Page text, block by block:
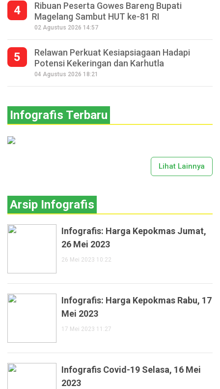
4
Ribuan Peserta Gowes Bareng Bupati
Magelang Sambut HUT ke-81 RI
02 Agustus 2026 14:57
5
Relawan Perkuat Kesiapsiagaan Hadapi
Potensi Kekeringan dan Karhutla
04 Agustus 2026 18:21
Infografis Terbaru
Lihat Lainnya
Arsip Infografis
Infografis: Harga Kepokmas Jumat,
26 Mei 2023
26 Mei 2023 10:22
Infografis: Harga Kepokmas Rabu, 17
Mei 2023
17 Mei 2023 11:27
Infografis Covid-19 Selasa, 16 Mei
2023